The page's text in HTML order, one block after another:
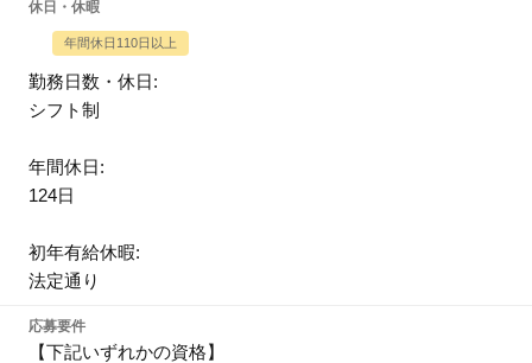
休日・休暇
年間休日110日以上
勤務日数・休日:
シフト制
年間休日:
124日
初年有給休暇:
法定通り
応募要件
【下記いずれかの資格】